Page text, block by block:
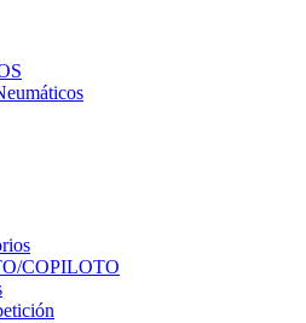
COPILOTO